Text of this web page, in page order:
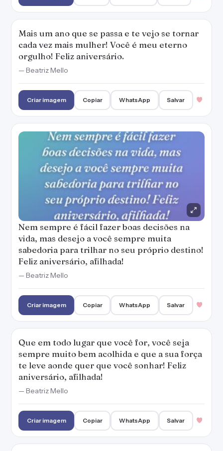
Mais um ano que se passa e te vejo se tornar
cada vez mais mulher! Você é meu eterno
orgulho! Feliz aniversário.
— Beatriz Mello
Criar imagem Copiar WhatsApp Salvar
Nem sempre é fácil fazer boas decisões na
vida, mas desejo a você sempre muita
sabedoria para trilhar no seu próprio destino!
Feliz aniversário, afilhada!
— Beatriz Mello
Criar imagem Copiar WhatsApp Salvar
Que em todo lugar que você for, você seja
sempre muito bem acolhida e que a sua força
te leve aonde quer que você sonhar! Feliz
aniversário, afilhada!
— Beatriz Mello
Criar imagem Copiar WhatsApp Salvar